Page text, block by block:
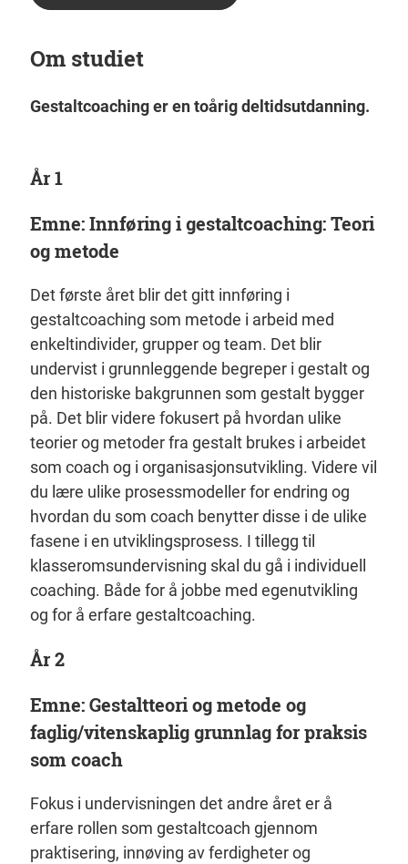
Om studiet
Gestaltcoaching er en toårig deltidsutdanning.
År 1
Emne: Innføring i gestaltcoaching: Teori
og metode
Det første året blir det gitt innføring i
gestaltcoaching som metode i arbeid med
enkeltindivider, grupper og team. Det blir
undervist i grunnleggende begreper i gestalt og
den historiske bakgrunnen som gestalt bygger
på. Det blir videre fokusert på hvordan ulike
teorier og metoder fra gestalt brukes i arbeidet
som coach og i organisasjonsutvikling. Videre vil
du lære ulike prosessmodeller for endring og
hvordan du som coach benytter disse i de ulike
fasene i en utviklingsprosess. I tillegg til
klasseromsundervisning skal du gå i individuell
coaching. Både for å jobbe med egenutvikling
og for å erfare gestaltcoaching.
År 2
Emne: Gestaltteori og metode og
faglig/vitenskaplig grunnlag for praksis
som coach
Fokus i undervisningen det andre året er å
erfare rollen som gestaltcoach gjennom
praktisering, innøving av ferdigheter og